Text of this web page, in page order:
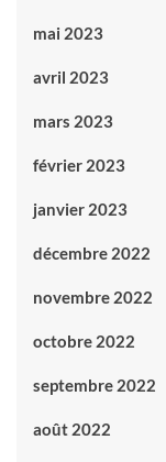
mai 2023
avril 2023
mars 2023
février 2023
janvier 2023
décembre 2022
novembre 2022
octobre 2022
septembre 2022
août 2022